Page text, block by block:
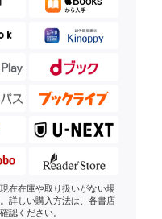
在在庫や取り扱いがない場
詳しい購入方法は、各書店
認ください。